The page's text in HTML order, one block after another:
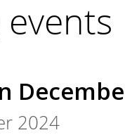
2024